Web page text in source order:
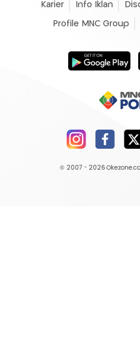
Karier Info Iklan
Profile MNC Group
© 2007 - 2026